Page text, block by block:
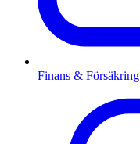
Finans & Försäkring